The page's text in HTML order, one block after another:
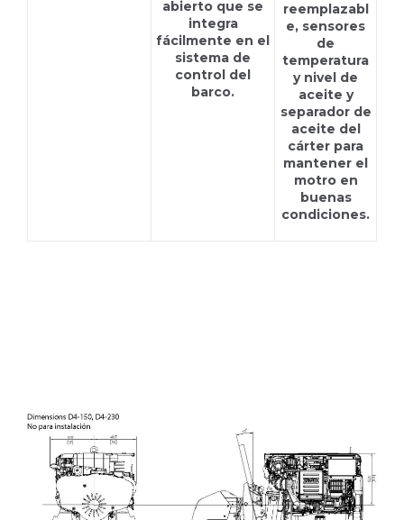
abierto que se
integra
fácilmente en el
sistema de
control del
barco.
reemplazabl
e, sensores
de
temperatura
y nivel de
aceite y
separador de
aceite del
cárter para
mantener el
motro en
buenas
condiciones.